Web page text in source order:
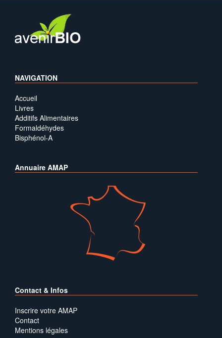
NAVIGATION
Accueil
Livres
Additifs Alimentaires
Formaldéhydes
Bisphénol-A
Annuaire AMAP
Contact & Infos
Inscrire votre AMAP
Contact
Mentions légales